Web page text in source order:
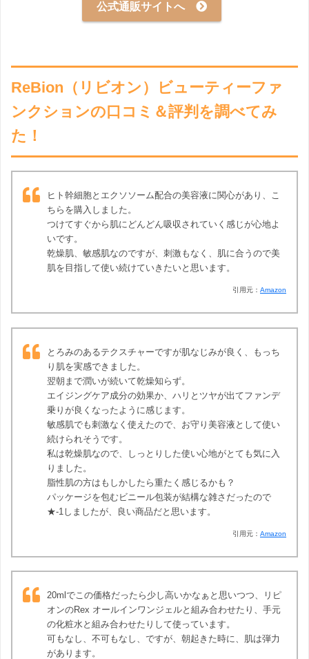
公式通販サイトへ
ReBion（リビオン）ビューティーファ
ンクションの口コミ＆評判を調べてみ
た！
ヒト幹細胞とエクソソーム配合の美容液に関心があり、こ
ちらを購入しました。
つけてすぐから肌にどんどん吸収されていく感じが心地よ
いです。
乾燥肌、敏感肌なのですが、刺激もなく、肌に合うので美
肌を目指して使い続けていきたいと思います。
引用元： Amazon
とろみのあるテクスチャーですが肌なじみが良く、もっち
り肌を実感できました。
翌朝まで潤いが続いて乾燥知らず。
エイジングケア成分の効果か、ハリとツヤが出てファンデ
乗りが良くなったように感じます。
敏感肌でも刺激なく使えたので、お守り美容液として使い
続けられそうです。
私は乾燥肌なので、しっとりした使い心地がとても気に入
りました。
脂性肌の方はもしかしたら重たく感じるかも？
パッケージを包むビニール包装が結構な雑さだったので
★-1しましたが、良い商品だと思います。
引用元： Amazon
20mlでこの価格だったら少し高いかなぁと思いつつ、リピ
オンのRex オールインワンジェルと組み合わせたり、手元
の化粧水と組み合わせたりして使っています。
可もなし、不可もなし、ですが、朝起きた時に、肌は弾力
があります。